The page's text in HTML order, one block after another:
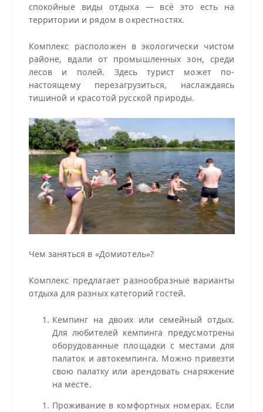
спокойные виды отдыха — всё это есть на
территории и рядом в окрестностях.
Комплекс расположен в экологически чистом
районе, вдали от промышленных зон, среди
лесов и полей. Здесь турист может по-
настоящему перезагрузиться, наслаждаясь
тишиной и красотой русской природы.
Чем заняться в «Домиотель»?
Комплекс предлагает разнообразные варианты
отдыха для разных категорий гостей.
Кемпинг на двоих или семейный отдых.
Для любителей кемпинга предусмотрены
оборудованные площадки с местами для
палаток и автокемпинга. Можно привезти
свою палатку или арендовать снаряжение
на месте.
Проживание в комфортных номерах. Если